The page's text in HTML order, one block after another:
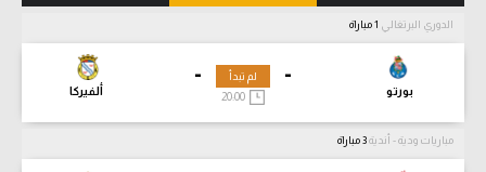
الدوري البرتغالي
-
بورتو
-
ألفيركا
لم تبدأ
مباريات ودية - أندية